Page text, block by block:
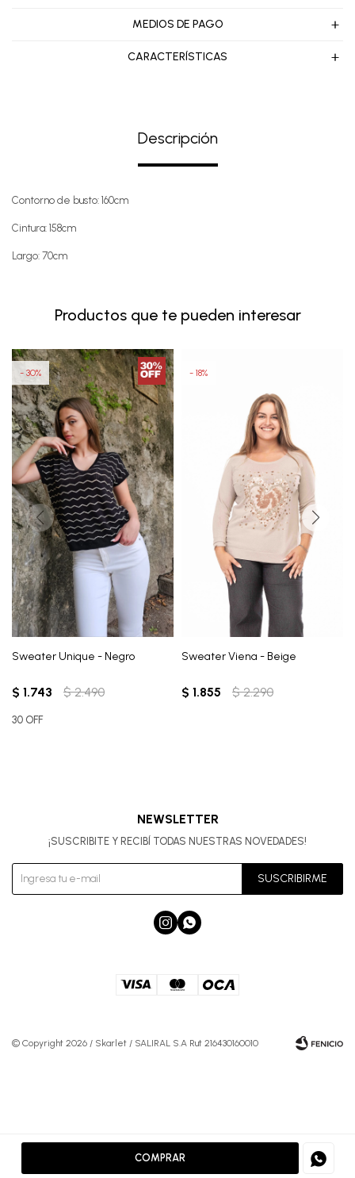
COMPRAR
MEDIOS DE PAGO
CARACTERÍSTICAS
Descripción
Contorno de busto: 160cm
Cintura: 158cm
Largo: 70cm
Productos que te pueden interesar
Sweater Unique - Negro
$ 1.743 $ 2.490
30
30 OFF
Sweater Viena - Beige
$ 1.855 $ 2.290
18
NEWSLETTER
¡SUSCRIBITE Y RECIBÍ TODAS NUESTRAS NOVEDADES!
SUSCRIBIRME
 
© Copyright 2026 / Skarlet / SALIRAL S.A Rut 216430160010
Fenicio